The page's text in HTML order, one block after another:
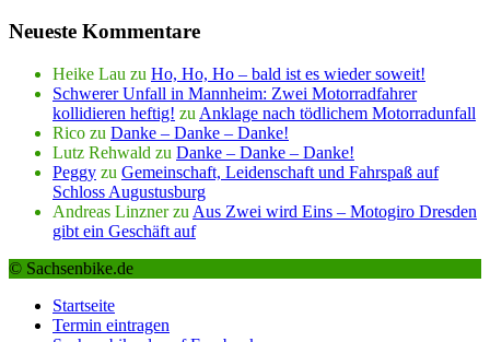
Neueste Kommentare
Heike Lau zu Ho, Ho, Ho – bald ist es wieder soweit!
Schwerer Unfall in Mannheim: Zwei Motorradfahrer
kollidieren heftig! zu Anklage nach tödlichem Motorradunfall
Rico zu Danke – Danke – Danke!
Lutz Rehwald zu Danke – Danke – Danke!
Peggy zu Gemeinschaft, Leidenschaft und Fahrspaß auf
Schloss Augustusburg
Andreas Linznerzu Aus Zwei wird Eins – Motogiro Dresden
gibt ein Geschäft auf
© Sachsenbike.de
Startseite
Termin eintragen